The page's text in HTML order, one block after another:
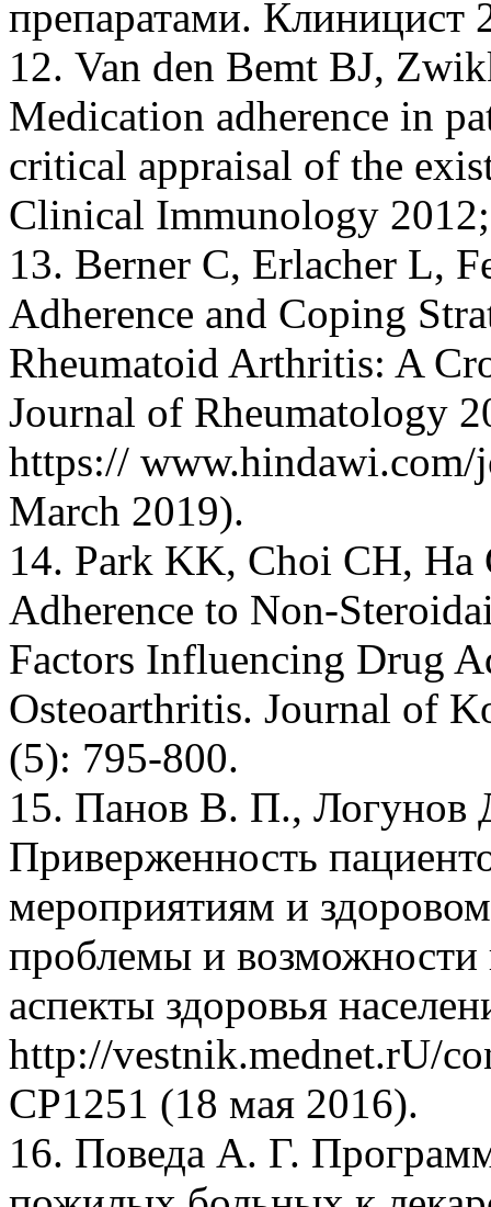
препаратами. Клиницист
12. Van den Bemt BJ,
Medication adherence in
critical appraisal of the
Clinical Immunology
13. Berner C, Erlacher L,
Adherence and Coping
Rheumatoid Arthritis: A
Journal of Rheumatology
https://
March 2019).
14. Park KK, Choi CH, Ha
Adherence to Non-
Factors Influencing Drug
Osteoarthritis. Journal of
(5): 795-800.
15. Панов В. П.,
Приверженность
мероприятиям и
проблемы и
аспекты здоровья
http://vestnik.mednet.rU/
СР1251 (18 мая 2016).
16. Поведа А. Г.